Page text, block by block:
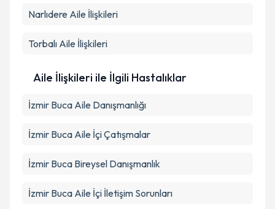
Narlıdere Aile İlişkileri
Torbalı Aile İlişkileri
Aile İlişkileri ile İlgili Hastalıklar
İzmir Buca Aile Danışmanlığı
İzmir Buca Aile İçi Çatışmalar
İzmir Buca Bireysel Danışmanlık
İzmir Buca Aile İçi İletişim Sorunları